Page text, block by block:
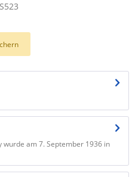
wurde am 7. September 1936 in